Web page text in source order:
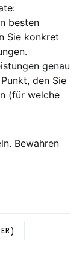
besten
Sie konkret
genau
den Sie
(für welche
Bewahren